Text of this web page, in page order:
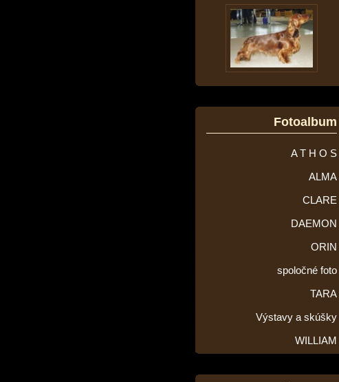
Fotoalbum
A T H O S
ALMA
CLARE
DAEMON
ORIN
spoločné foto
TARA
Výstavy a skúšky
WILLIAM